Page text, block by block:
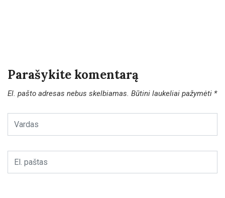
Parašykite komentarą
El. pašto adresas nebus skelbiamas. Būtini laukeliai pažymėti *